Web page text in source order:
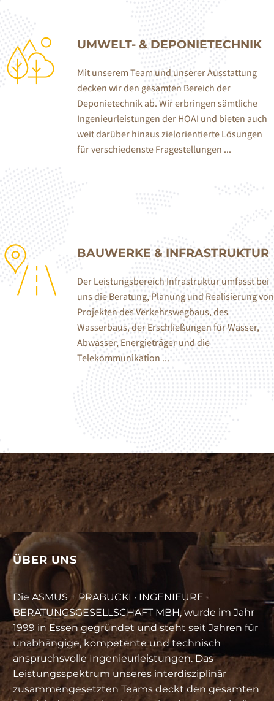
UMWELT- & DEPONIETECHNIK
Mit unserem Team und unserer Ausstattung
decken wir den gesamten Bereich der
Deponietechnik ab. Wir erbringen sämtliche
Ingenieurleistungen der HOAI und bieten auch
weit darüber hinaus zielorientierte Lösungen
für verschiedenste Fragestellungen ...
BAUWERKE & INFRASTRUKTUR
Der Leistungsbereich Infrastruktur umfasst bei
uns die Beratung, Planung und Realisierung von
Projekten des Verkehrswegbaus, des
Wasserbaus, der Erschließungen für Wasser,
Abwasser, Energieträger und die
Telekommunikation ...
ÜBER UNS
Die ASMUS + PRABUCKI · INGENIEURE
BERATUNGSGESELLSCHAFT MBH, wurde im Jahr
1999 in Essen gegründet und steht seit Jahren für
unabhängige, kompetente und technisch
anspruchsvolle Ingenieurleistungen. Das
Leistungsspektrum unseres interdisziplinär
zusammengesetzten Teams deckt den gesamten